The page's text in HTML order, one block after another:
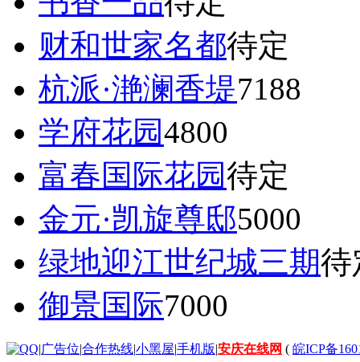
财和世家名都待定
杭派·滟澜香堤7188
学府花园4800
富春国际花园待定
金元·凯旋尊邸5000
绿地迎江世纪城三期待
御景国际7000
|广告位|合作热线|小黑屋|手机版|安庆在线网 ( 皖ICP备